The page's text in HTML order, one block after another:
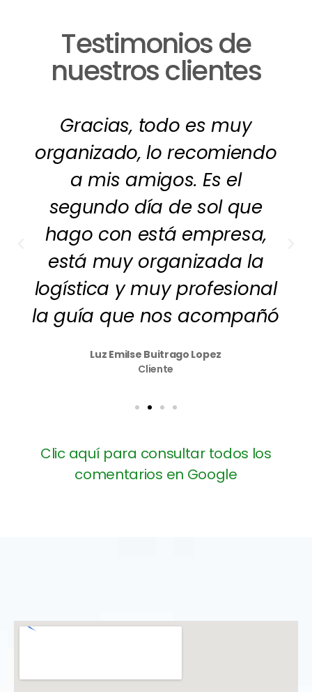
Testimonios de
nuestros clientes
Gracias, todo es muy
organizado, lo recomiendo
a mis amigos. Es el
segundo día de sol que
hago con está empresa,
está muy organizada la
logística y muy profesional
la guía que nos acompañó
Luz Emilse Buitrago Lopez
Cliente
Clic aquí para consultar todos los
comentarios en Google